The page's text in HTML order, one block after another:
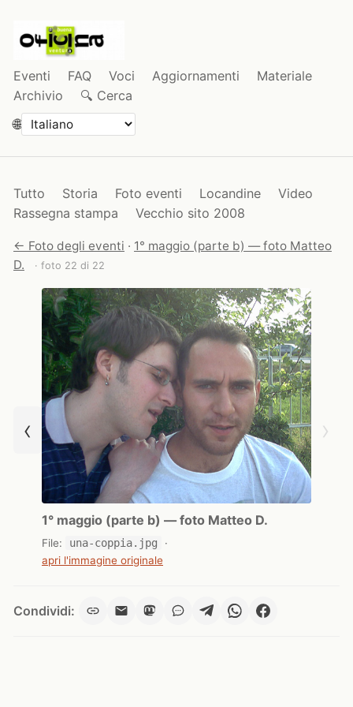
Eventi FAQ Voci Aggiornamenti
Materiale
Archivio
🔍 Cerca
🌐
Tutto Storia Foto eventi Locandine
Video
Rassegna stampa
Vecchio sito 2008
← Foto degli eventi · 1° maggio (parte b) — foto Matteo
D.
· foto 22 di 22
‹
1° maggio (parte b) — foto Matteo D.
File: una-coppia.jpg
·
apri l'immagine originale
›
Condividi: